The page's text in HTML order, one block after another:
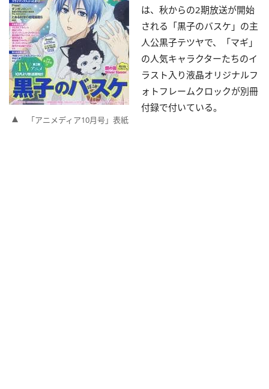
「アニメディア10月号」表紙
は、秋からの2期放送が開始
される「黒子のバスケ」の主
人公黒子テツヤで、「マギ」
の人気キャラクターたちのイ
ラスト入り液晶オリジナルフ
ォトフレームクロックが別冊
付録で付いている。